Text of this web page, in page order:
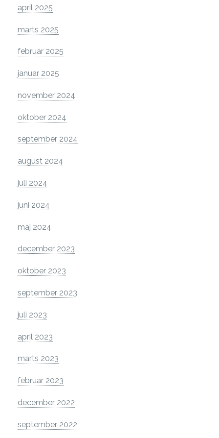
april 2025
marts 2025
februar 2025
januar 2025
november 2024
oktober 2024
september 2024
august 2024
juli 2024
juni 2024
maj 2024
december 2023
oktober 2023
september 2023
juli 2023
april 2023
marts 2023
februar 2023
december 2022
september 2022